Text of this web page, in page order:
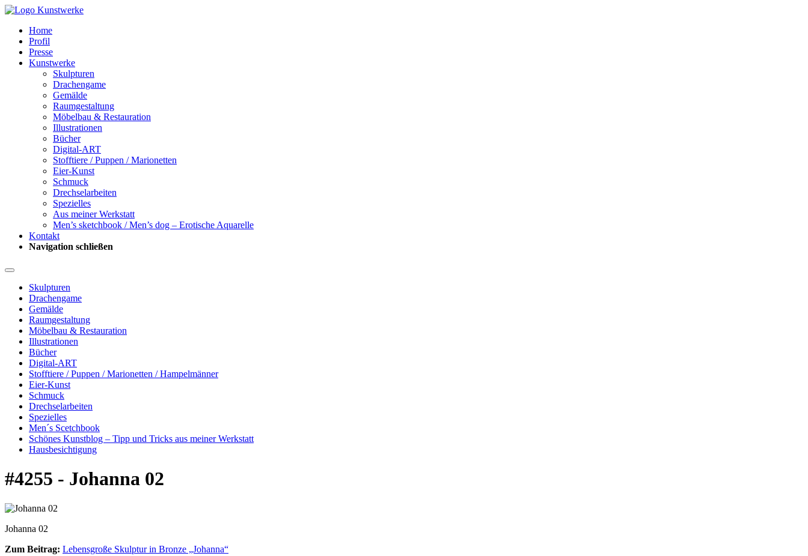
Home
Profil
Presse
Kunstwerke
Skulpturen
Drachengame
Gemälde
Raumgestaltung
Möbelbau & Restauration
Illustrationen
Bücher
Digital-ART
Stofftiere / Puppen / Marionetten
Eier-Kunst
Schmuck
Drechselarbeiten
Spezielles
Aus meiner Werkstatt
Men’s sketchbook / Men’s dog – Erotische Aquarelle
Kontakt
Navigation schließen
Skulpturen
Drachengame
Gemälde
Raumgestaltung
Möbelbau & Restauration
Illustrationen
Bücher
Digital-ART
Stofftiere / Puppen / Marionetten / Hampelmänner
Eier-Kunst
Schmuck
Drechselarbeiten
Spezielles
Men´s Scetchbook
Schönes Kunstblog – Tipp und Tricks aus meiner Werkstatt
Hausbesichtigung
#4255 - Johanna 02
Johanna 02
Zum Beitrag: Lebensgroße Skulptur in Bronze „Johanna“